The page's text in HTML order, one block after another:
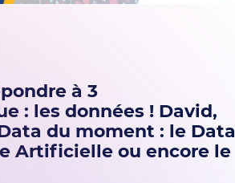
à 3
: les données ! David,
du moment : le Data
Artificielle ou encore le